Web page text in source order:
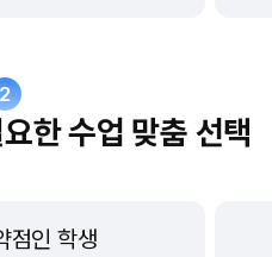
2
한 수업 맞춤 선택
점인 학생